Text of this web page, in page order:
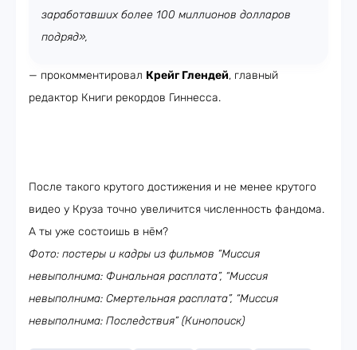
заработавших более 100 миллионов долларов
подряд»,
— прокомментировал Крейг Глендей, главный
редактор Книги рекордов Гиннесса.
После такого крутого достижения и не менее крутого
видео у Круза точно увеличится численность фандома.
А ты уже состоишь в нём?
Фото: постеры и кадры из фильмов “Миссия
невыполнима: Финальная расплата”, “Миссия
невыполнима: Смертельная расплата”, “Миссия
невыполнима: Последствия” (Кинопоиск)